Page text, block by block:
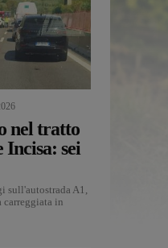
nel tratto
Incisa: sei
sull'autostrada A1,
carreggiata in